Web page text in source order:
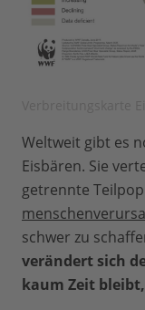
Weltweit gibt es
Eisbären. Sie
getrennte
schwer zu
verändert sich
kaum Zeit